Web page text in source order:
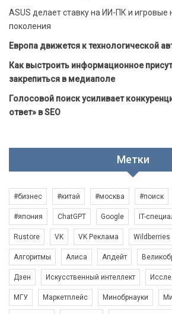
ASUS делает ставку на ИИ-ПК и игровые
поколения
Европа движется к технологической
Как выстроить информационное
закрепиться в медиаполе
Голосовой поиск усиливает
ответ» в SEO
Метки
#бизнес #китай #москва #поиск
#япония ChatGPT Google IT-
Rustore VK VK Реклама Wildberries
Алгоритмы Алиса Апдейт
Дзен Искусственный интеллект
МГУ Маркетплейс Минобрнауки